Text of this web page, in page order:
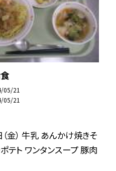
05/21
05/21
（金） 牛乳 あんかけ焼きそ
テト ワンタンスープ 豚肉